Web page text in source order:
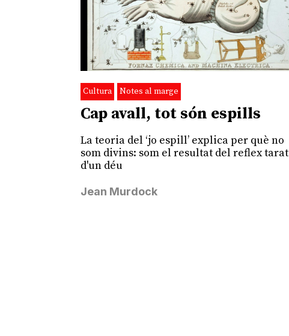
Cultura Notes al marge
Cap avall, tot són espills
La teoria del ‘jo espill’ explica per què no
som divins: som el resultat del reflex tarat
d'un déu
Jean Murdock